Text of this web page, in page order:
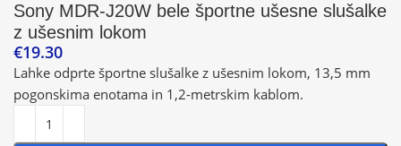
Sony MDR-J20W bele športne ušesne slušalke
z ušesnim lokom
€19.30
Lahke odprte športne slušalke z ušesnim lokom, 13,5 mm
pogonskima enotama in 1,2-metrskim kablom.